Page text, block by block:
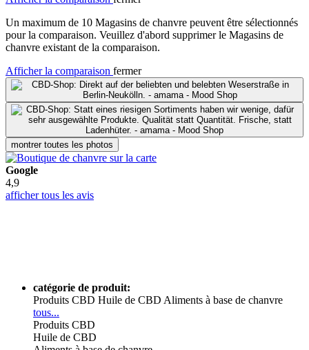
Un maximum de 10 Magasins de chanvre peuvent être sélectionnés
pour la comparaison. Veuillez d'abord supprimer le Magasins de
chanvre existant de la comparaison.
Afficher la comparaison fermer
montrer toutes les photos
Google
4,9
afficher tous les avis
catégorie de produit:
Produits CBD Huile de CBD Aliments à base de chanvre
tous...
Produits CBD
Huile de CBD